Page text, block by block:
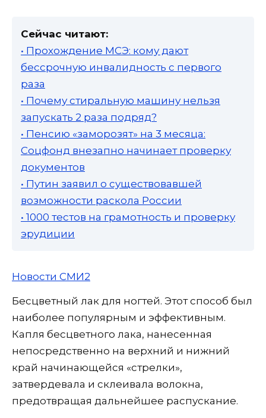
Сейчас читают:
• Прохождение МСЭ: кому дают
бессрочную инвалидность с первого
раза
• Почему стиральную машину нельзя
запускать 2 раза подряд?
• Пенсию «заморозят» на 3 месяца:
Соцфонд внезапно начинает проверку
документов
• Путин заявил о существовавшей
возможности раскола России
• 1000 тестов на грамотность и проверку
эрудиции
Новости СМИ2
Бесцветный лак для ногтей. Этот способ был
наиболее популярным и эффективным.
Капля бесцветного лака, нанесенная
непосредственно на верхний и нижний
край начинающейся «стрелки»,
затвердевала и склеивала волокна,
предотвращая дальнейшее распускание.